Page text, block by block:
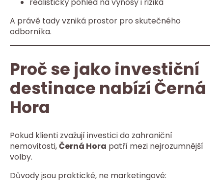
realistický pohled na výnosy i rizika
A právě tady vzniká prostor pro skutečného
odborníka.
Proč se jako investiční
destinace nabízí Černá
Hora
Pokud klienti zvažují investici do zahraniční
nemovitosti,Černá Hora patří mezi nejrozumnější
volby.
Důvody jsou praktické, ne marketingové: